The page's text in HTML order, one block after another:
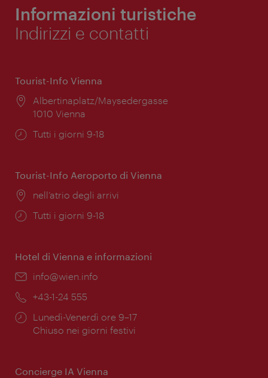
Informazioni turistiche
Indirizzi e contatti
Tourist-Info Vienna
Posizione:
Albertinaplatz/Maysedergasse
1010 Vienna
Orari
Tutti i giorni 9-18
Tourist-Info Aeroporto di Vienna
Posizione:
nell’atrio degli arrivi
Orari
Tutti i giorni 9-18
Hotel di Vienna e informazioni
Email:
info@wien.info
Telefono:
+43-1-24 555
Orari
di
Lunedì-Venerdì ore 9–17
Chiuso nei giorni festivi
Concierge IA Vienna